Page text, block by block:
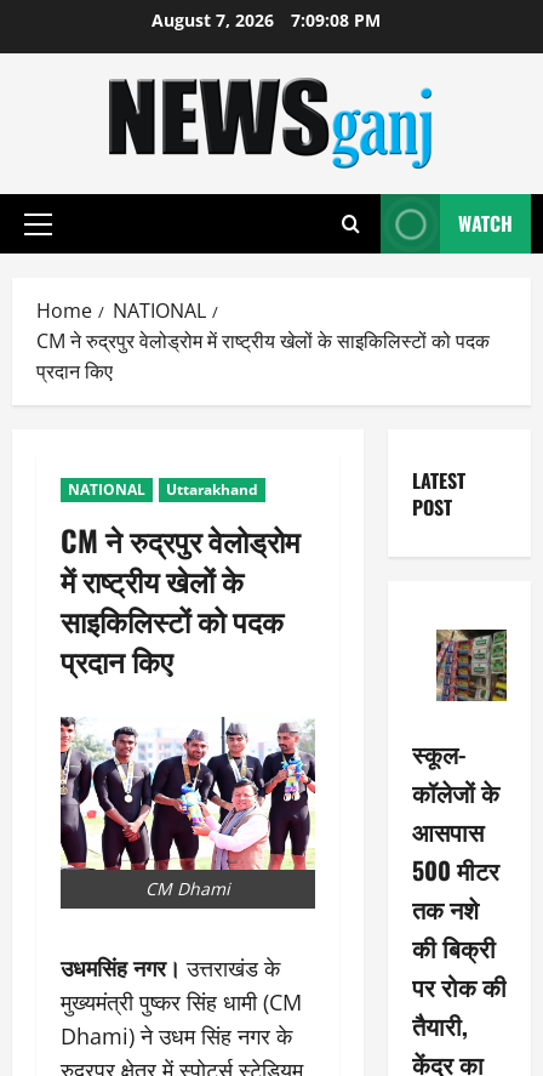
August 7, 2026 7:09:09 PM
Primary
WATCH
Home
NATIONAL
CM ने रुद्रपुर वेलोड्रोम में राष्ट्रीय खेलों के साइकिलिस्टों को पदक
प्रदान किए
NATIONAL Uttarakhand
CM ने रुद्रपुर वेलोड्रोम
में राष्ट्रीय खेलों के
साइकिलिस्टों को पदक
प्रदान किए
CM Dhami
उधमसिंह नगर। उत्तराखंड के
मुख्यमंत्री पुष्कर सिंह धामी (CM
Dhami) ने उधम सिंह नगर के
रुद्रपुर क्षेत्र में स्पोर्ट्स स्टेडियम
LATEST
POST
स्कूल-
कॉलेजों के
आसपास
500 मीटर
तक नशे
की बिक्री
पर रोक की
तैयारी,
केंद्र का